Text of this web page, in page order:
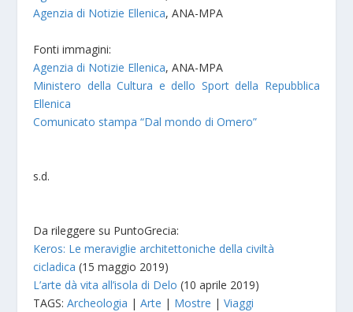
Agenzia di Notizie Ellenica, ANA-MPA
Fonti immagini:
Agenzia di Notizie Ellenica, ANA-MPA
Ministero della Cultura e dello Sport della Repubblica
Ellenica
Comunicato stampa “Dal mondo di Omero”
s.d.
Da rileggere su PuntoGrecia:
Keros: Le meraviglie architettoniche della civiltà
cicladica (15 maggio 2019)
L’arte dà vita all’isola di Delo (10 aprile 2019)
TAGS:Archeologia |Arte | Mostre |Viaggi